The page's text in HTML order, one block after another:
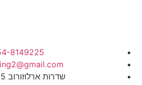
8149225
שדרות ארלוזורוב 25, עפולה